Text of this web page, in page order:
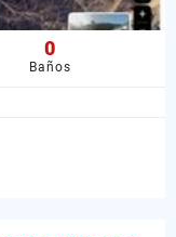
0
Baños